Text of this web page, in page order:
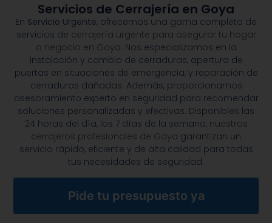
Servicios de Cerrajería en Goya
En Servicio Urgente, ofrecemos una gama completa de
servicios de cerrajería urgente para asegurar tu hogar
o negocio en Goya. Nos especializamos en la
instalación y cambio de cerraduras, apertura de
puertas en situaciones de emergencia, y reparación de
cerraduras dañadas. Además, proporcionamos
asesoramiento experto en seguridad para recomendar
soluciones personalizadas y efectivas. Disponibles las
24 horas del día, los 7 días de la semana, nuestros
cerrajeros profesionales de Goya garantizan un
servicio rápido, eficiente y de alta calidad para todas
tus necesidades de seguridad.
Pide tu presupuesto ya